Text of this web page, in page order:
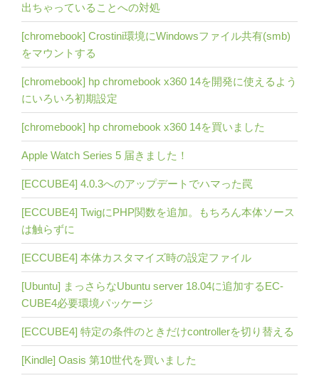
出ちゃっていることへの対処
[chromebook] Crostini環境にWindowsファイル共有(smb)
をマウントする
[chromebook] hp chromebook x360 14を開発に使えるよう
にいろいろ初期設定
[chromebook] hp chromebook x360 14を買いました
Apple Watch Series 5 届きました！
[ECCUBE4] 4.0.3へのアップデートでハマった罠
[ECCUBE4] TwigにPHP関数を追加。もちろん本体ソース
は触らずに
[ECCUBE4] 本体カスタマイズ時の設定ファイル
[Ubuntu] まっさらなUbuntu server 18.04に追加するEC-
CUBE4必要環境パッケージ
[ECCUBE4] 特定の条件のときだけcontrollerを切り替える
[Kindle] Oasis 第10世代を買いました